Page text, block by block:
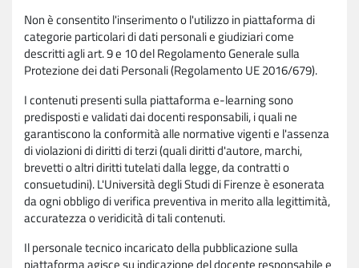
Non è consentito l'inserimento o l'utilizzo in piattaforma di
categorie particolari di dati personali e giudiziari come
descritti agli art. 9 e 10 del Regolamento Generale sulla
Protezione dei dati Personali (Regolamento UE 2016/679).
I contenuti presenti sulla piattaforma e-learning sono
predisposti e validati dai docenti responsabili, i quali ne
garantiscono la conformità alle normative vigenti e l'assenza
di violazioni di diritti di terzi (quali diritti d'autore, marchi,
brevetti o altri diritti tutelati dalla legge, da contratti o
consuetudini). L'Università degli Studi di Firenze è esonerata
da ogni obbligo di verifica preventiva in merito alla legittimità,
accuratezza o veridicità di tali contenuti.
Il personale tecnico incaricato della pubblicazione sulla
piattaforma agisce su indicazione del docente responsabile e